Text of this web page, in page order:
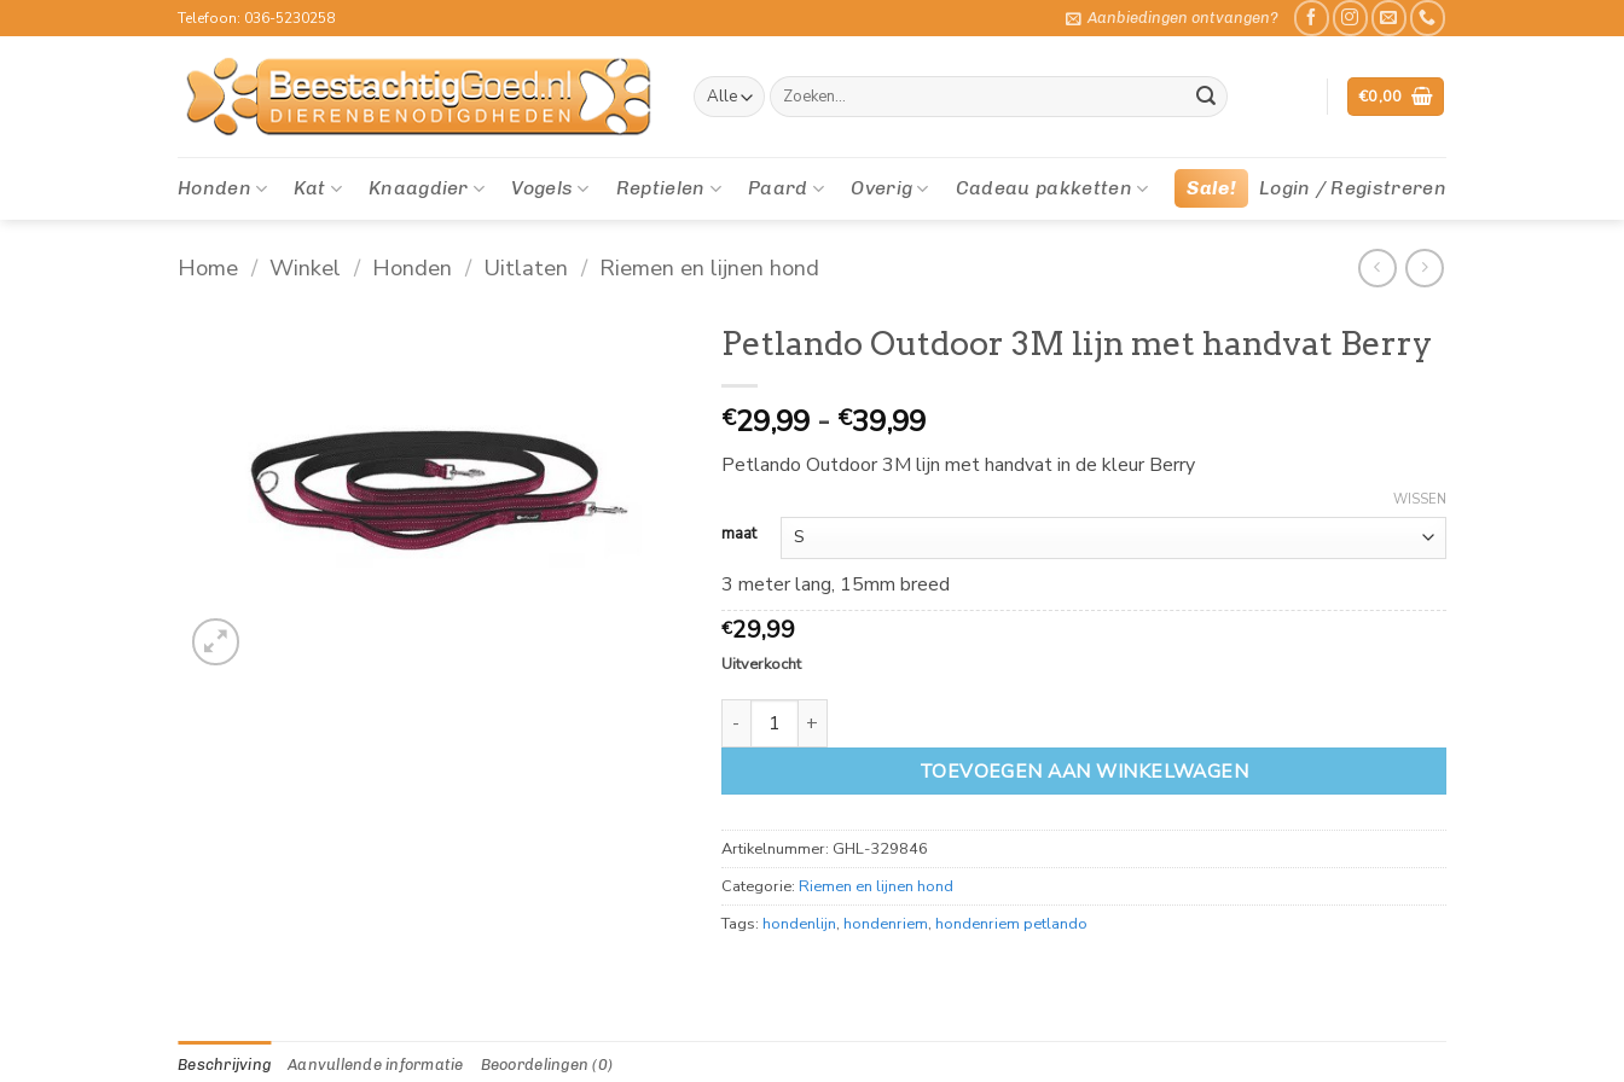
naar
Telefoon: 036-5230258 Aanbiedingen ontvangen?
Zoeken
naar:
€0,00
Honden Kat Knaagdier Vogels Reptielen Paard Overig Cadeau pakketten Sale! Login / Registreren
Home / Winkel / Honden / Uitlaten / Riemen en lijnen hond
Petlando Outdoor 3M lijn met handvat Berry
€29,99 - €39,99Prijsklasse:
€
29,99
tot
39,99
Petlando Outdoor 3M lijn met handvat in de kleur Berry
maat
WISSEN
3 meter lang, 15mm breed
€29,99
Uitverkocht
Petlando Outdoor 3M lijn met handvat Berry aantal
TOEVOEGEN AAN WINKELWAGEN
Artikelnummer: GHL-329846
Categorie: Riemen en lijnen hond
Tags: hondenlijn, hondenriem, hondenriem petlando
Beschrijving Aanvullende informatie Beoordelingen (0)